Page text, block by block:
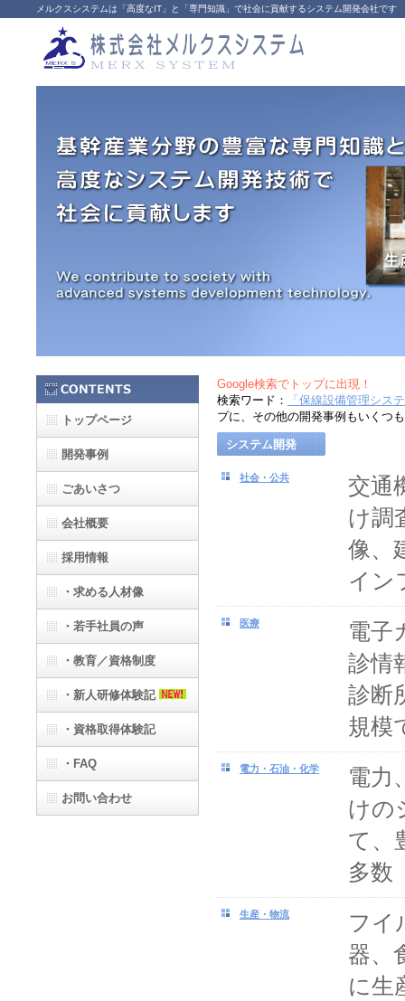
メルクスシステムは「高度なIT」と「専門知識」で社会に貢献するシステム開発会社です
Google検索でトップに出現！
検索ワード：
「保線設備管理シス
プに、その他の開発事例もいくつ
システム開発
社会・公共
交通
け調
像、
イン
医療
電子
診情
診断
規模
電力・石油・化学
電力
けの
て、
多数
生産・物流
フイ
器、
に生
トップページ
開発事例
ごあいさつ
会社概要
採用情報
・求める人材像
・若手社員の声
・教育／資格制度
・新人研修体験記
・資格取得体験記
・FAQ
お問い合わせ